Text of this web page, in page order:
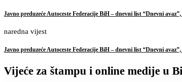
Javno preduzeće Autoceste Federacije BiH – dnevni list “Dnevni avaz”,
naredna vijest
Javno preduzeće Autoceste Federacije BiH – dnevni list “Dnevni avaz”,
Vijeće za štampu i online medije u